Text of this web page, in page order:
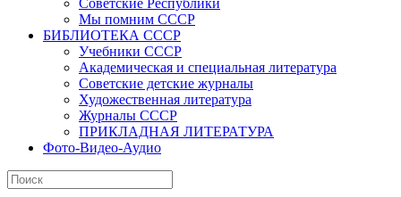
Советские Республики
Мы помним СССР
БИБЛИОТЕКА СССР
Учебники СССР
Академическая и специальная литература
Советские детские журналы
Художественная литература
Журналы СССР
ПРИКЛАДНАЯ ЛИТЕРАТУРА
Фото-Видео-Аудио